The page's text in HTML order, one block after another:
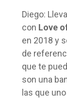
Diego:
con Love
en 2018 y
de
que te
son una
las que